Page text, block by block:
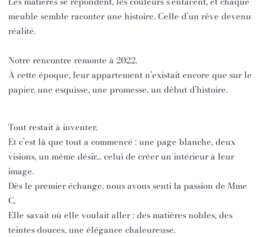
meuble semble raconter une histoire. Celle d’un rêve devenu
réalité.
Notre rencontre remonte à 2022.
À cette époque, leur appartement n’existait encore que sur le
papier, une esquisse, une promesse, un début d’histoire.
Tout restait à inventer.
Et c’est là que tout a commencé : une page blanche, deux
visions, un même désir… celui de créer un intérieur à leur
image.
Dès le premier échange, nous avons senti la passion de Mme
C.
Elle savait où elle voulait aller : des matières nobles, des
teintes douces, une élégance chaleureuse.